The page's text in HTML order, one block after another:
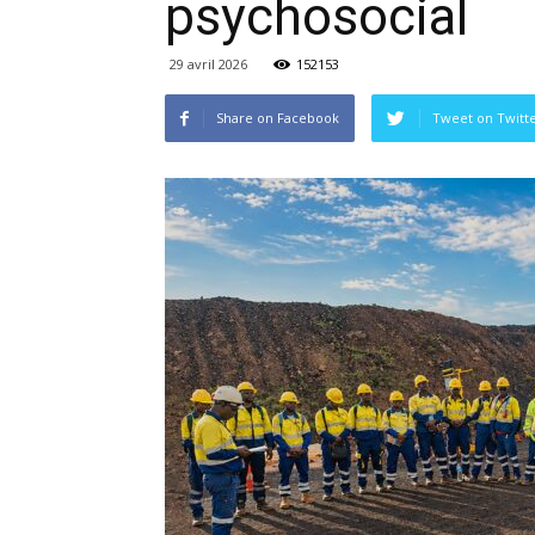
psychosocial
29 avril 2026 152153
Share on Facebook Tweet on